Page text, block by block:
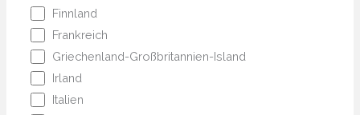
Finnland
Frankreich
Griechenland-Großbritannien-Island
Irland
Italien